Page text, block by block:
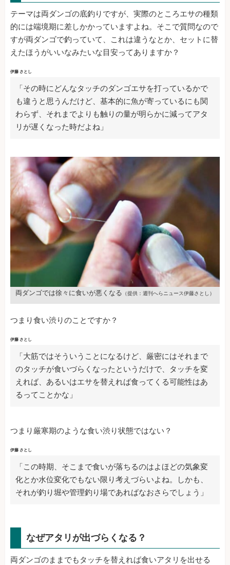
テーマは両ダンゴの底釣りですが、実際のところエサの種類
的には端境期に差しかかっていますよね。そこで質問なので
すが両ダンゴで釣っていて、これは違うなとか、セットに替
えたほうがいいなみたいな目安ってありますか？
伊藤 さとし
「その時にどんなタッチのダンゴエサを打っているかで
も違うと思うんだけど、基本的に魚が寄っているにも関
わらず、それまでよりも触りの量が明らかに減ってアタ
リが遅くなった時だよね」
両ダンゴでは徐々に食いが悪くなる （提供：週刊へらニュース伊藤さとし）
つまり食い渋りのことですか？
伊藤 さとし
「大筋ではそういうことになるけど、厳密にはそれまで
のタッチが食いづらくなったというだけで、タッチを変
えれば、あるいはエサを替えれば食ってくる可能性はあ
るってことかな」
つまり厳寒期のような食い渋り状態ではない？
伊藤 さとし
「この時期、そこまで食いが落ちるのはよほどの気象変
化とか水位変化でもない限り考えづらいよね。しかも、
それが釣り堀や管理釣り場であればなおさらでしょう」
なぜアタリが出づらくなる？
両ダンゴのままでもタッチを替えれば食いアタリを出せる